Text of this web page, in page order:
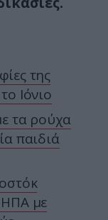
της
Ιόνιο
τα ρούχα
παιδιά
ΗΠΑ με